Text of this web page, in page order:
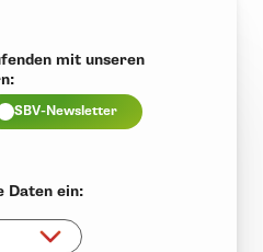
mit unseren
SBV-Newsletter
Daten ein: